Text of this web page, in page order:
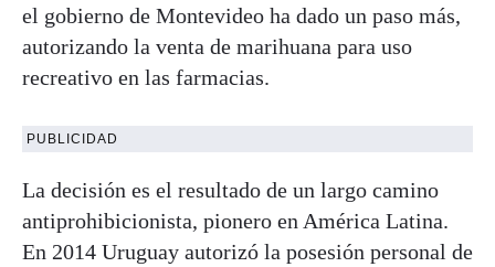
el gobierno de Montevideo ha dado un paso más,
autorizando la venta de marihuana para uso
recreativo en las farmacias.
PUBLICIDAD
La decisión es el resultado de un largo camino
antiprohibicionista, pionero en América Latina.
En 2014 Uruguay autorizó la posesión personal de